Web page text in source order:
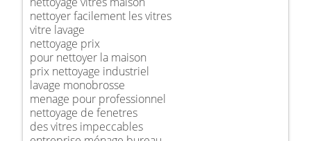
nettoyer facilement les vitres
vitre lavage
nettoyage prix
pour nettoyer la maison
prix nettoyage industriel
lavage monobrosse
menage pour professionnel
nettoyage de fenetres
des vitres impeccables